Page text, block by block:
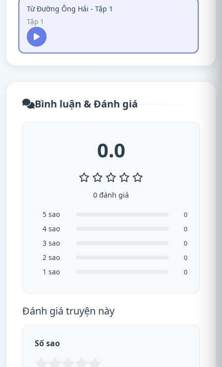
Từ Đường Ông Hải - Tập 1
Tập 1
Bình luận & Đánh giá
0.0
0 đánh giá
5 sao 0
4 sao 0
3 sao 0
2 sao 0
1 sao 0
Đánh giá truyện này
Số sao